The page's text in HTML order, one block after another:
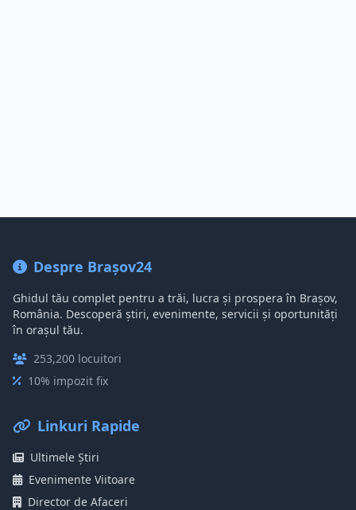
Despre Brașov24
Ghidul tău complet pentru a trăi, lucra și prospera în Brașov,
România. Descoperă știri, evenimente, servicii și oportunități
în orașul tău.
253,200 locuitori
10% impozit fix
Linkuri Rapide
Ultimele Știri
Evenimente Viitoare
Director de Afaceri